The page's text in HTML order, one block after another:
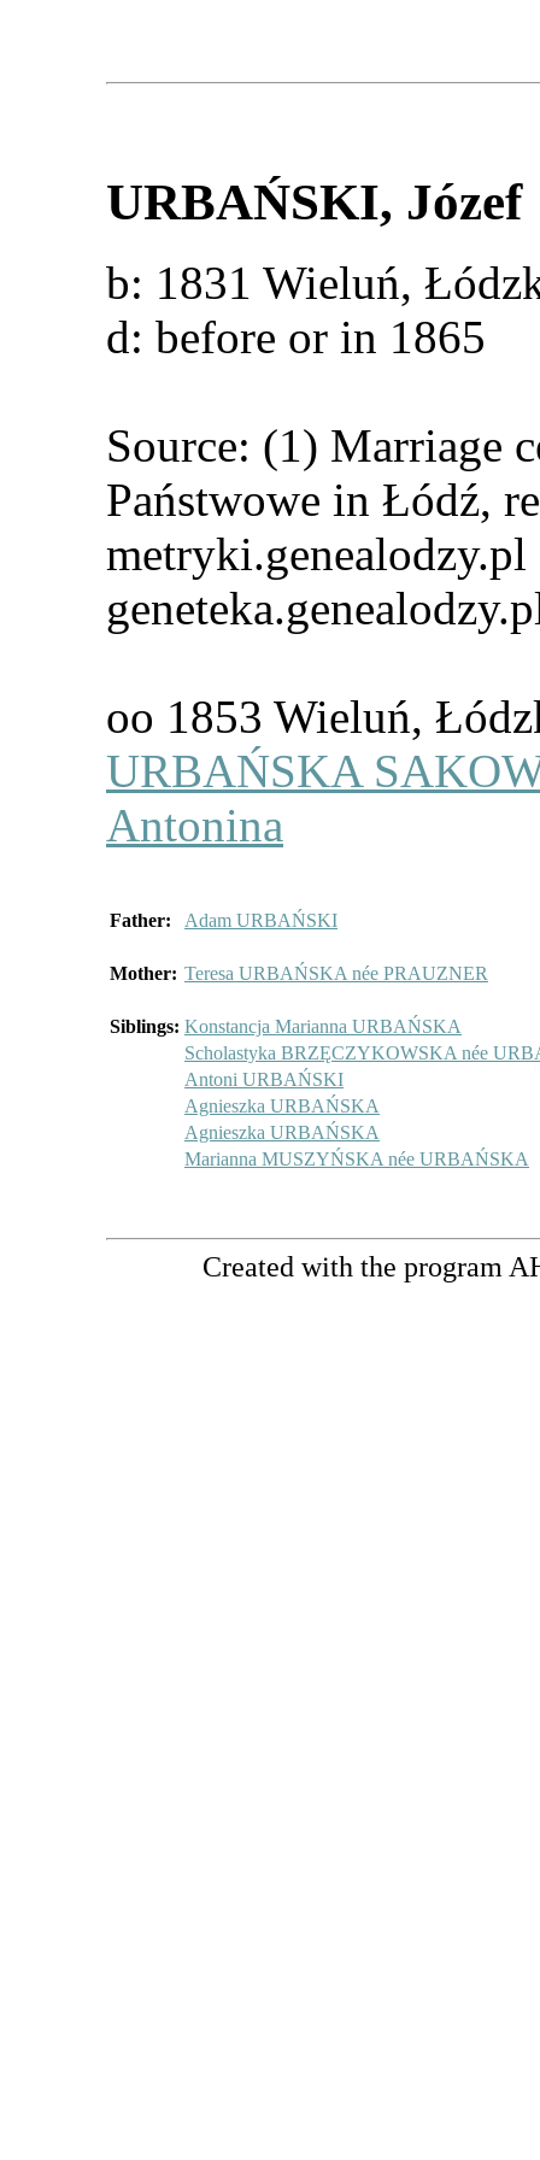
URBAŃSKI, Józef
b: 1831 Wieluń,
d: before or in 1865
Source: (1) Marriage
Państwowe in Łódź,
oo 1853 Wieluń,
URBAŃSKA
Antonina
Father: Adam URBAŃSKI
Mother: Teresa URBAŃSKA née PRAUZNER
Siblings: Konstancja Marianna URBAŃSKA
Scholastyka BRZĘCZYKOWSKA née
Antoni URBAŃSKI
Agnieszka URBAŃSKA
Agnieszka URBAŃSKA
Marianna MUSZYŃSKA née URBAŃSKA
Created with the program